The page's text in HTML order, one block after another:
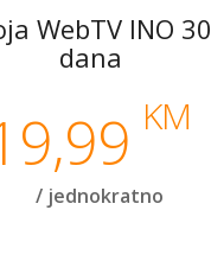
WebTV INO 30
dana
KM
/ jednokratno